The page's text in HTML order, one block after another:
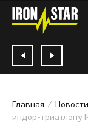
Главная Новости
индор-триатлону